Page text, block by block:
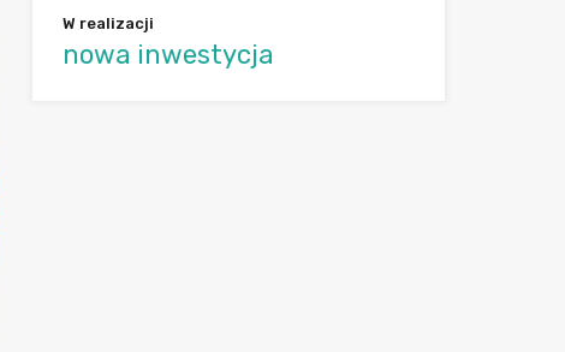
W realizacji
nowa inwestycja